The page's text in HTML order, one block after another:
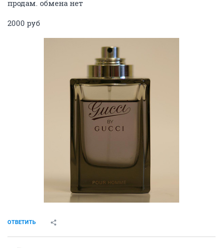
продам. обмена нет
2000 руб
ОТВЕТИТЬ